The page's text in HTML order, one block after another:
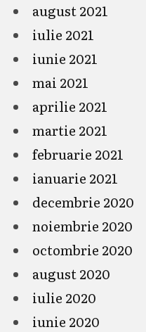
august 2021
iulie 2021
iunie 2021
mai 2021
aprilie 2021
martie 2021
februarie 2021
ianuarie 2021
decembrie 2020
noiembrie 2020
octombrie 2020
august 2020
iulie 2020
iunie 2020